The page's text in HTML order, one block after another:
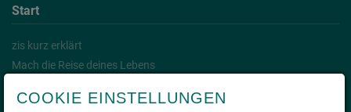
Start
zis kurz erklärt
Mach die Reise deines Lebens
Unsere beliebtesten Reiseziele
COOKIE EINSTELLUNGEN